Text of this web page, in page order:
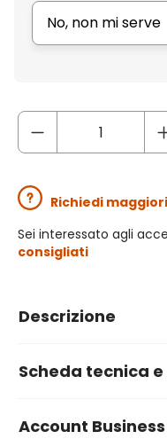
No, non mi serve
Richiedi
Sei interessato agli
consigliati
Descrizione
Scheda tecnica
Account Business